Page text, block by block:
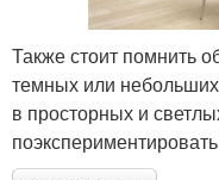
Также стоит помнить
темных или
в просторных и